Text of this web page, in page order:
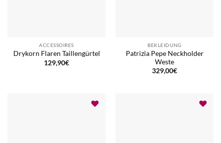
ACCESSOIRES
Drykorn Flaren Taillengürtel
129,90€
BEKLEIDUNG
Patrizia Pepe Neckholder
Weste
329,00€